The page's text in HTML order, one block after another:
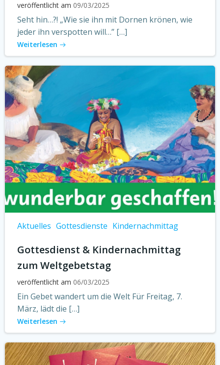
veröffentlicht am 09/03/2025
Seht hin…?! „Wie sie ihn mit Dornen krönen, wie
jeder ihn verspotten will…” […]
Weiterlesen
Aktuelles Gottesdienste Kindernachmittag
Gottesdienst & Kindernachmittag
zum Weltgebetstag
veröffentlicht am 06/03/2025
Ein Gebet wandert um die Welt Für Freitag, 7.
März, lädt die […]
Weiterlesen